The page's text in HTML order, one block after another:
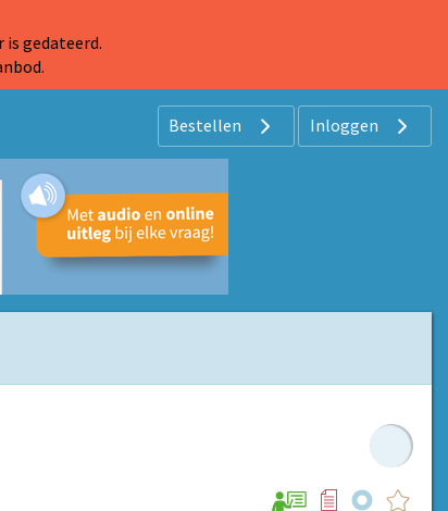
is gedateerd.
Bestellen Inloggen